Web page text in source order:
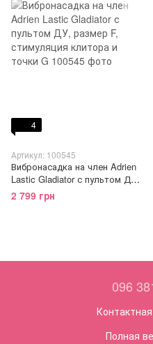
4
Артикул: 100545
Вибронасадка на член Adrien
Lastic Gladiator с пультом ДУ,
размер F, стимуляция
клитора и точки G
2 799 грн
096
Полная